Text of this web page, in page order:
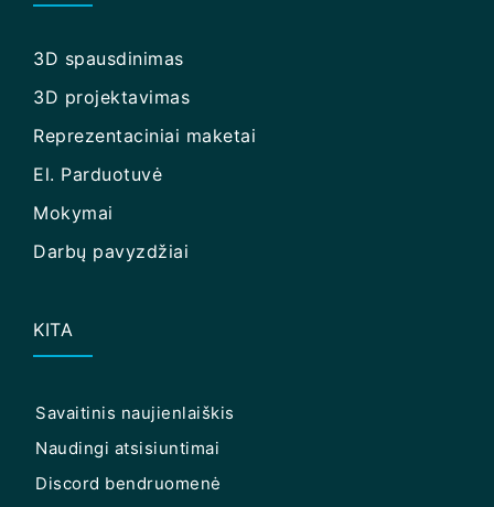
3D spausdinimas
3D projektavimas
Reprezentaciniai maketai
El. Parduotuvė
Mokymai
Darbų pavyzdžiai
KITA
Savaitinis naujienlaiškis
Naudingi atsisiuntimai
Discord bendruomenė